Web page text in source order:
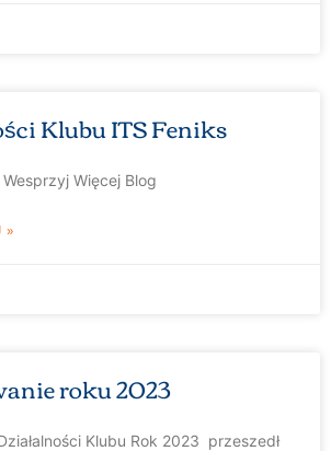
Klubu ITS Feniks
Więcej Blog
»
roku 2023
Klubu Rok 2023 przeszedł